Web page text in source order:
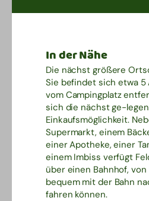
In der Nähe
Die nächst größere
Sie befindet sich etwa
vom Campingplatz
sich die nächst ge-
Einkaufsmöglichkeit.
Supermarkt, einem
einer Apotheke, einer
einem Imbiss verfügt
über einen Bahnhof,
bequem mit der Bahn
fahren können.